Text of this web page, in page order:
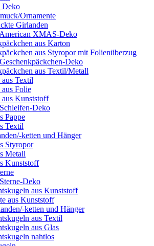
Deko
Ornamente
Girlanden
XMAS-Deko
aus Karton
aus Styropor mit Folienüberzug
Deko
aus Textil/Metall
Textil
aus Folie
aus Kunststoff
Deko
Pappe
Textil
ketten und Hänger
Styropor
Metall
Kunststoff
Deko
aus Kunststoff
aus Kunststoff
ketten und Hänger
aus Textil
aus Glas
nahtlos